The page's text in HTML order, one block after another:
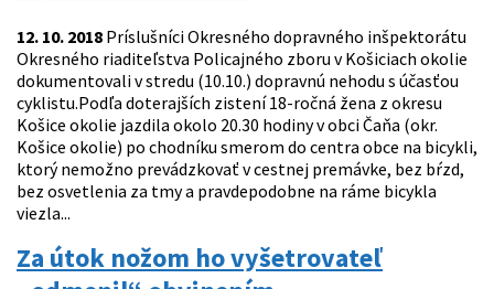
12. 10. 2018 Príslušníci Okresného dopravného inšpektorátu
Okresného riaditeľstva Policajného zboru v Košiciach okolie
dokumentovali v stredu (10.10.) dopravnú nehodu s účasťou
cyklistu.Podľa doterajších zistení 18-ročná žena z okresu
Košice okolie jazdila okolo 20.30 hodiny v obci Čaňa (okr.
Košice okolie) po chodníku smerom do centra obce na bicykli,
ktorý nemožno prevádzkovať v cestnej premávke, bez bŕzd,
bez osvetlenia za tmy a pravdepodobne na ráme bicykla
viezla...
Za útok nožom ho vyšetrovateľ